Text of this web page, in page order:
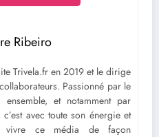
Ribeiro
Trivela.fr en 2019 et le dirige
Passionné par le
et notamment par
avec toute son énergie et
vivre ce média de façon